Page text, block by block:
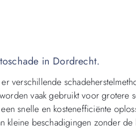
in Dordrecht.
verschillende
vaak gebruikt voor grotere
snelle en kostenefficiënte
kleine beschadigingen zonder